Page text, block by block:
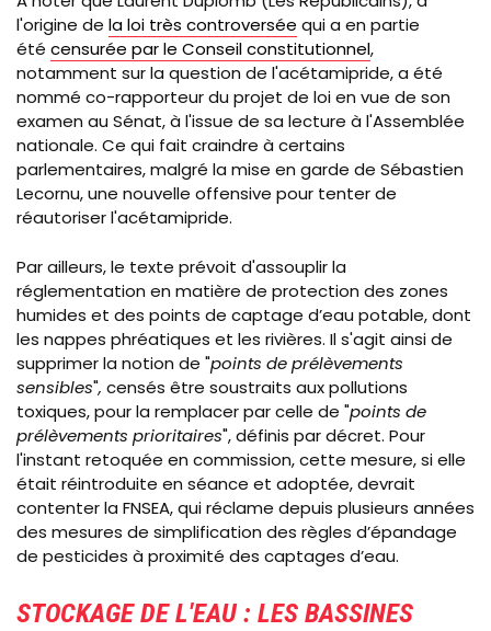
l'origine de la loi très controversée qui a en partie
été censurée par le Conseil constitutionnel,
notamment sur la question de l'acétamipride, a été
nommé co-rapporteur du projet de loi en vue de son
examen au Sénat, à l'issue de sa lecture à l'Assemblée
nationale. Ce qui fait craindre à certains
parlementaires, malgré la mise en garde de Sébastien
Lecornu, une nouvelle offensive pour tenter de
réautoriser l'acétamipride.
Par ailleurs, le texte prévoit d'assouplir la
réglementation en matière de protection des zones
humides et des points de captage d’eau potable, dont
les nappes phréatiques et les rivières. Il s'agit ainsi de
supprimer la notion de "points de prélèvements
sensibles", censés être soustraits aux pollutions
toxiques, pour la remplacer par celle de "points de
prélèvements prioritaires", définis par décret. Pour
l'instant retoquée en commission, cette mesure, si elle
était réintroduite en séance et adoptée, devrait
contenter la FNSEA, qui réclame depuis plusieurs années
des mesures de simplification des règles d’épandage
de pesticides à proximité des captages d’eau.
STOCKAGE DE L'EAU : LES BASSINES